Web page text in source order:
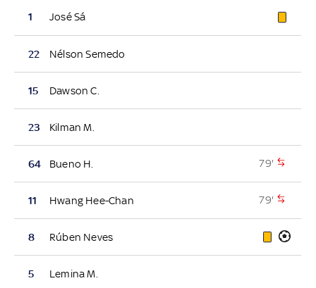
1 José Sá
22 Nélson Semedo
15 Dawson C.
23 Kilman M.
64 Bueno H. 79'
11 Hwang Hee-Chan 79'
8 Rúben Neves
5 Lemina M.